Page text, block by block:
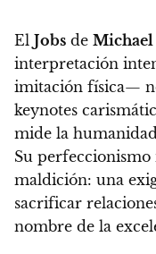
El Jobs de Michael
interpretación
imitación física—
keynotes
mide la
Su
maldición: una
sacrificar
nombre de la